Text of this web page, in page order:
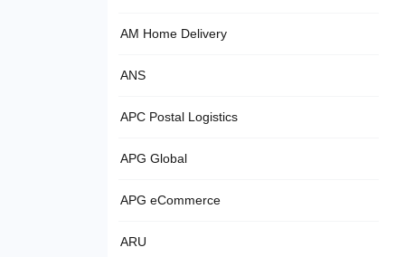
AM Home Delivery
ANS
APC Postal Logistics
APG Global
APG eCommerce
ARU